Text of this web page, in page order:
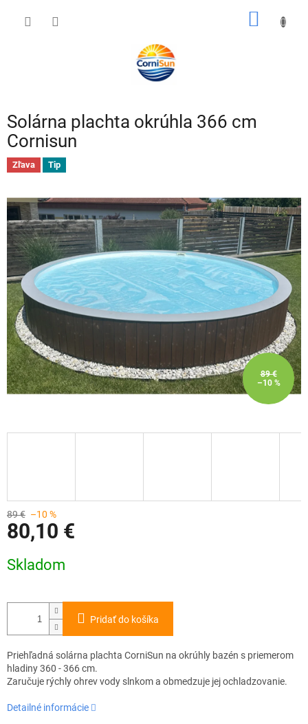
Solárna plachta okrúhla 366 cm
Cornisun
Zľava Tip
89 €
–10 %
89 € –10 %
80,10 €
cena:
Skladom
Pridať do košíka
Priehľadná solárna plachta CorniSun na okrúhly bazén s priemerom
hladiny 360 - 366 cm.
Zaručuje rýchly ohrev vody slnkom a obmedzuje jej ochladzovanie.
Detailné informácie